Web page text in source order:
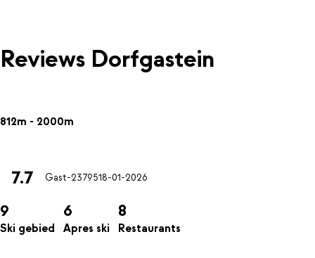
Reviews Dorfgastein
812m - 2000m
7.7 Gast-2379518-01-2026
9
Ski gebied
6
Apres ski
8
Restaurants